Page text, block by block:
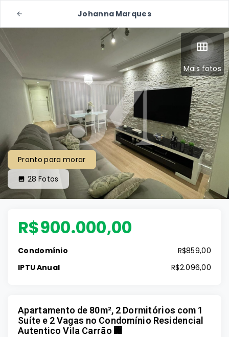
Johanna Marques
Mais fotos
Pronto para morar
28 Fotos
R$900.000,00
Condomínio
R$859,00
IPTU Anual
R$2.096,00
Apartamento de 80m², 2 Dormitórios com 1
Suíte e 2 Vagas no Condomínio Residencial
Autentico Vila Carrão 🏢